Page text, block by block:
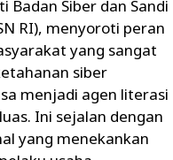
Badan Siber dan Sandi
RI), menyoroti peran
yang sangat
siber
menjadi agen literasi
Ini sejalan dengan
yang menekankan